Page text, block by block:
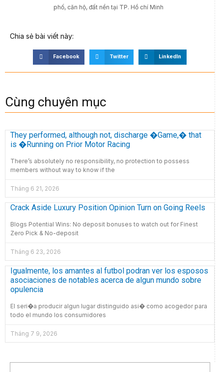
phố, căn hộ, đất nền tại TP. Hồ chí Minh
Chia sẻ bài viết này:
Facebook Twitter LinkedIn
Cùng chuyên mục
They performed, although not, discharge �Game,� that
is �Running on Prior Motor Racing
There’s absolutely no responsibility, no protection to possess
members without way to know if the
Tháng 6 21, 2026
Crack Aside Luxury Position Opinion Turn on Going Reels
Blogs Potential Wins: No deposit bonuses to watch out for Finest
Zero Pick & No-deposit
Tháng 6 23, 2026
Igualmente, los amantes al futbol podran ver los esposos
asociaciones de notables acerca de algun mundo sobre
opulencia
El seri�a producir algun lugar distinguido asi� como acogedor para
todo el mundo los consumidores
Tháng 7 9, 2026